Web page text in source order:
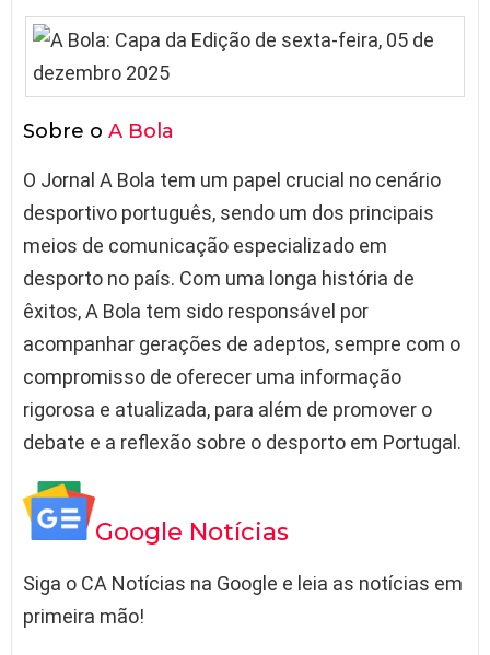
Sobre o A Bola
O Jornal A Bola tem um papel crucial no cenário
desportivo português, sendo um dos principais
meios de comunicação especializado em
desporto no país. Com uma longa história de
êxitos, A Bola tem sido responsável por
acompanhar gerações de adeptos, sempre com o
compromisso de oferecer uma informação
rigorosa e atualizada, para além de promover o
debate e a reflexão sobre o desporto em Portugal.
Google Notícias
Siga o CA Notícias na Google e leia as notícias em
primeira mão!